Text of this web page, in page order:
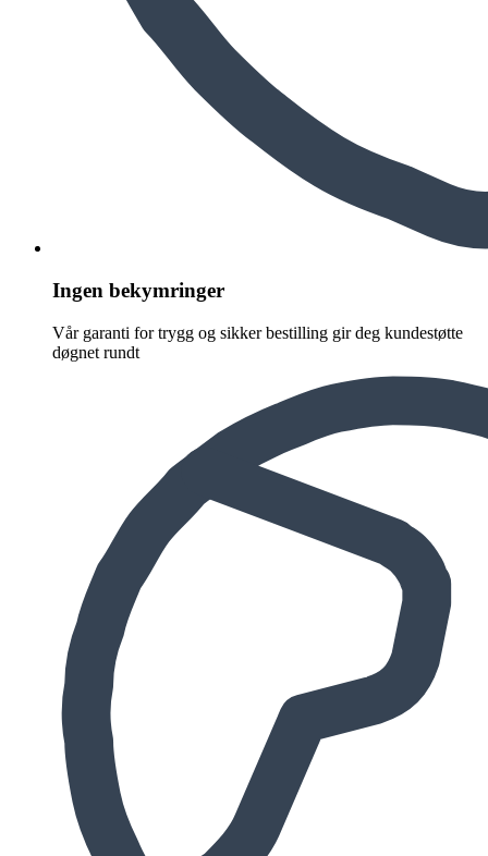
Ingen bekymringer
Vår garanti for trygg og sikker bestilling gir deg kundestøtte
døgnet rundt